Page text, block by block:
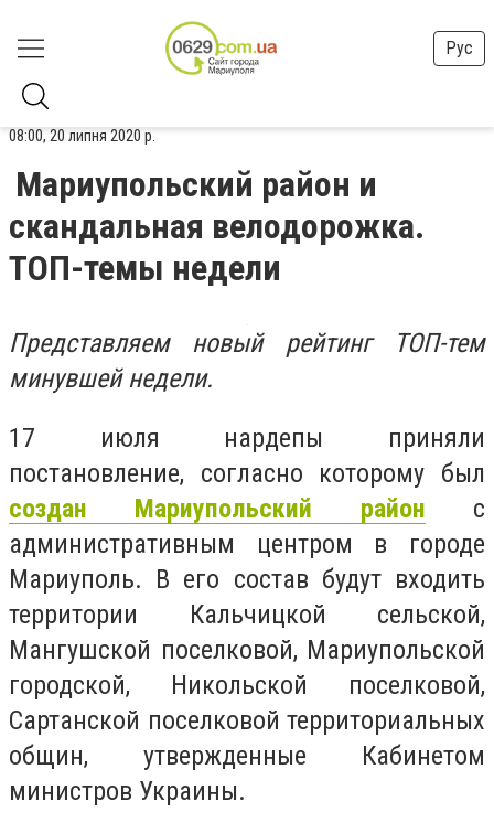
Рус
08:00, 20 липня 2020 р.
Мариупольский район и
скандальная велодорожка.
ТОП-темы недели
Представляем новый рейтинг ТОП-тем
минувшей недели.
17 июля нардепы приняли
постановление, согласно которому был
создан Мариупольский район с
административным центром в городе
Мариуполь. В его состав будут входить
территории Кальчицкой сельской,
Мангушской поселковой, Мариупольской
городской, Никольской поселковой,
Сартанской поселковой территориальных
общин, утвержденные Кабинетом
министров Украины.